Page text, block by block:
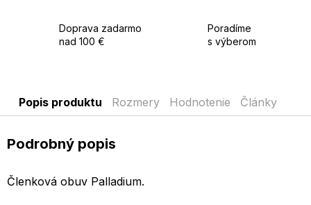
Doprava zadarmo
nad 100 €
Poradíme
s výberom
Popis produktu Rozmery Hodnotenie Články
Podrobný popis
Členková obuv Palladium.